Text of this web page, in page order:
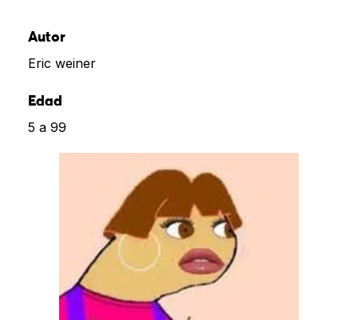
Autor
Eric weiner
Edad
5 a 99